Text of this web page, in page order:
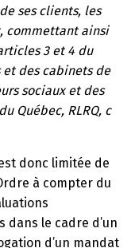
ses clients, les
commettant ainsi
3 et 4 du
et des cabinets de
sociaux et des
Québec, RLRQ, c
donc limitée de
à compter du
dans le cadre d’un
d’un mandat